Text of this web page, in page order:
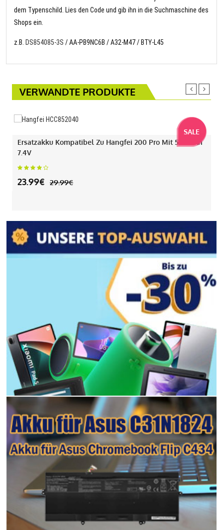
dem Typenschild. Lies den Code und gib ihn in die Suchmaschine des
Shops ein.
z.B. DS854085-3S / AA-PB9NC6B / A32-M47 / BTY-L45
VERWANDTE PRODUKTE
SALE
Ersatzakku Kompatibel Zu Hangfei 200 Pro Mit 550mAh
7.4V
23.99€ 29.99€